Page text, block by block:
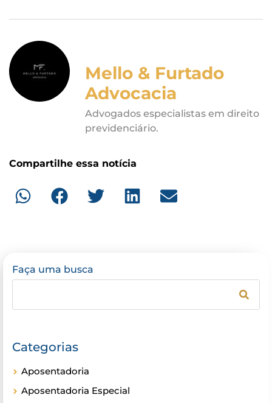
Mello & Furtado
Advocacia
Advogados especialistas em direito
previdenciário.
Compartilhe essa notícia
Faça uma busca
Categorias
Aposentadoria
Aposentadoria Especial